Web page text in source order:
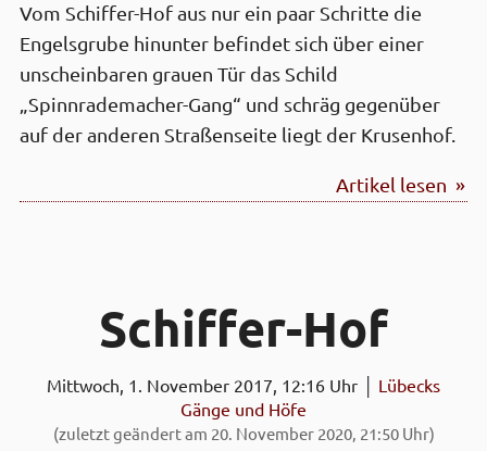
Vom Schiffer-Hof aus nur ein paar Schritte die
Engelsgrube hinunter befindet sich über einer
unscheinbaren grauen Tür das Schild
„Spinnrademacher-Gang“ und schräg gegenüber
auf der anderen Straßenseite liegt der Krusenhof.
Artikel lesen »
Schiffer-Hof
Mittwoch, 1. November 2017, 12:16 Uhr │ Lübecks
Gänge und Höfe
(zuletzt geändert am 20. November 2020, 21:50 Uhr)